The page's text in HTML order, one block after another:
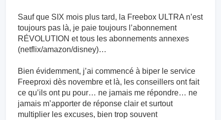
Sauf que SIX mois plus tard, la Freebox ULTRA n’est
toujours pas là, je paie toujours l’abonnement
RÉVOLUTION et tous les abonnements annexes
(netflix/amazon/disney)…
Bien évidemment, j’ai commencé à biper le service
Freeproxi dès novembre et là, les conseillers ont fait
ce qu’ils ont pu pour… ne jamais me répondre… ne
jamais m’apporter de réponse clair et surtout
multiplier les excuses, bien trop souvent